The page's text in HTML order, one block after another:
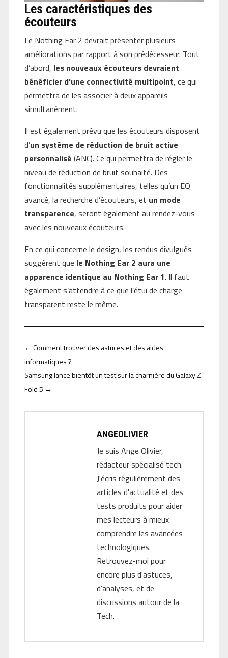
Les caractéristiques des
écouteurs
Le Nothing Ear 2 devrait présenter plusieurs
améliorations par rapport à son prédécesseur. Tout
d’abord, les nouveaux écouteurs devraient
bénéficier d’une connectivité multipoint, ce qui
permettra de les associer à deux appareils
simultanément.
Il est également prévu que les écouteurs disposent
d’un système de réduction de bruit active
personnalisé (ANC). Ce qui permettra de régler le
niveau de réduction de bruit souhaité. Des
fonctionnalités supplémentaires, telles qu’un EQ
avancé, la recherche d’écouteurs, et un mode
transparence, seront également au rendez-vous
avec les nouveaux écouteurs.
En ce qui concerne le design, les rendus divulgués
suggèrent que le Nothing Ear 2 aura une
apparence identique au Nothing Ear 1. Il faut
également s’attendre à ce que l’étui de charge
transparent reste le même.
← Comment trouver des astuces et des aides
informatiques ?
Samsung lance bientôt un test sur la charnière du Galaxy Z
Fold 5 →
ANGEOLIVIER
Je suis Ange Olivier,
rédacteur spécialisé tech.
J'écris régulièrement des
articles d'actualité et des
tests produits pour aider
mes lecteurs à mieux
comprendre les avancées
technologiques.
Retrouvez-moi pour
encore plus d'astuces,
d'analyses, et de
discussions autour de la
Tech.